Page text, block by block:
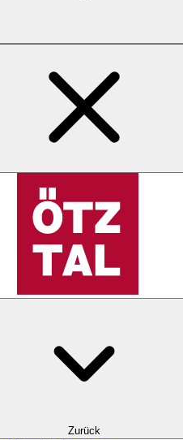
Zurück